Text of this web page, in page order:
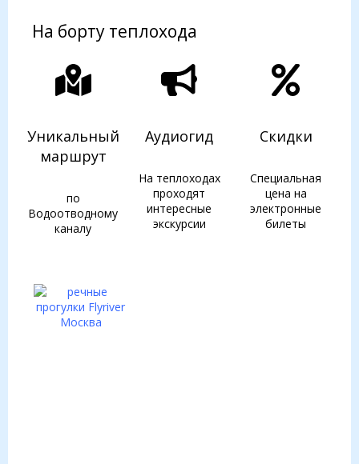
На борту теплохода
Уникальный
маршрут
по
Водоотводному
каналу
Аудиогид
На теплоходах
проходят
интересные
экскурсии
Скидки
Специальная
цена на
электронные
билеты